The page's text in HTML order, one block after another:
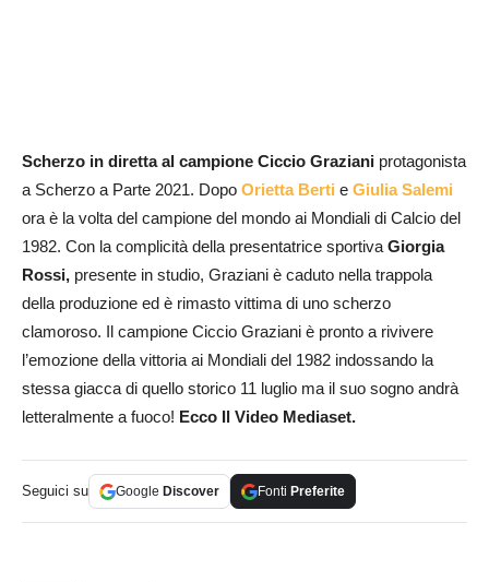
Scherzo in diretta al campione Ciccio Graziani protagonista
a Scherzo a Parte 2021. Dopo Orietta Berti e Giulia Salemi
ora è la volta del campione del mondo ai Mondiali di Calcio del
1982. Con la complicità della presentatrice sportivaGiorgia
Rossi, presente in studio, Graziani è caduto nella trappola
della produzione ed è rimasto vittima di uno scherzo
clamoroso. Il campione Ciccio Graziani è pronto a rivivere
l’emozione della vittoria ai Mondiali del 1982 indossando la
stessa giacca di quello storico 11 luglio ma il suo sogno andrà
letteralmente a fuoco! Ecco Il Video Mediaset.
Seguici su Google Discover Fonti Preferite